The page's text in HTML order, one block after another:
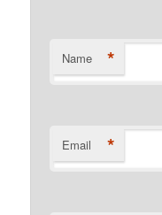
Name *
Email *